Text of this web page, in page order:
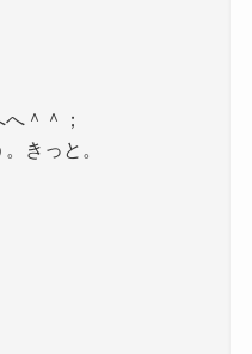
＾＾；
きっと。